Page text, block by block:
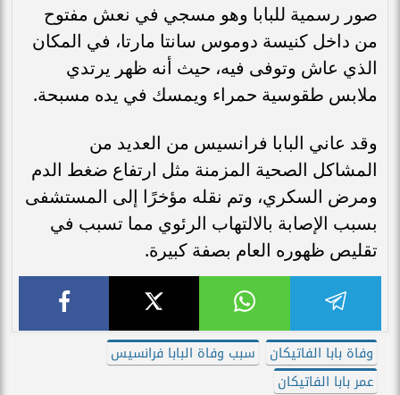
صور رسمية للبابا وهو مسجي في نعش مفتوح
من داخل كنيسة دوموس سانتا مارتا، في المكان
الذي عاش وتوفى فيه، حيث أنه ظهر يرتدي
ملابس طقوسية حمراء ويمسك في يده مسبحة.
وقد عاني البابا فرانسيس من العديد من
المشاكل الصحية المزمنة مثل ارتفاع ضغط الدم
ومرض السكري، وتم نقله مؤخرًا إلى المستشفى
بسبب الإصابة بالالتهاب الرئوي مما تسبب في
تقليص ظهوره العام بصفة كبيرة.
وفاة بابا الفاتيكان
سبب وفاة البابا فرانسيس
عمر بابا الفاتيكان